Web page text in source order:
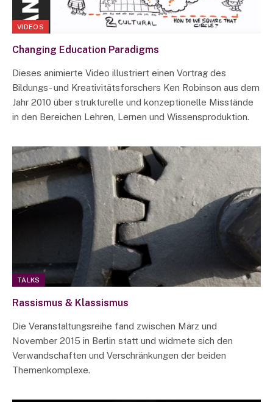
VIDEOS
Changing Education Paradigms
Dieses animierte Video illustriert einen Vortrag des
Bildungs- und Kreativitätsforschers Ken Robinson aus dem
Jahr 2010 über strukturelle und konzeptionelle Misstände
in den Bereichen Lehren, Lernen und Wissensproduktion.
TALKS
Rassismus & Klassismus
Die Veranstaltungsreihe fand zwischen März und
November 2015 in Berlin statt und widmete sich den
Verwandschaften und Verschränkungen der beiden
Themenkomplexe.